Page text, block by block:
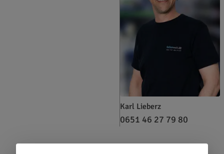
Karl Lieberz
0651 46 27 79 80